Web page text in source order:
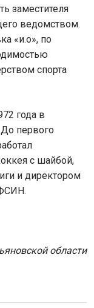
заместителя
ведомством.
«и.о», по
спорта
года в
До первого
с шайбой,
и директором
области